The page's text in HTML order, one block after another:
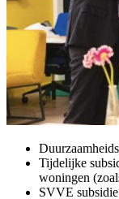
Tijdelijke
woningen
SVVE